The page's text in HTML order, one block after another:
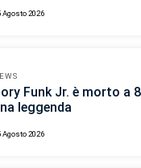
Agosto 2026
Funk Jr. è morto a
leggenda
Agosto 2026